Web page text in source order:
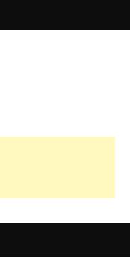
nuomonės